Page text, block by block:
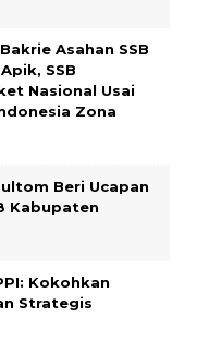
Asahan SSB
SSB
Nasional Usai
Zona
Beri Ucapan
Kabupaten
Kokohkan
Strategis